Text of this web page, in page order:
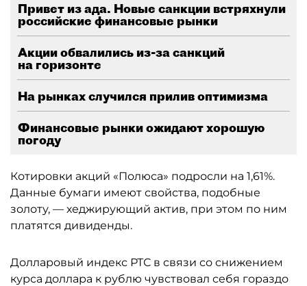
Привет из ада. Новые санкции встряхнули
российские финансовые рынки
Акции обвалились из-за санкций
на горизонте
На рынках случился прилив оптимизма
Финансовые рынки ожидают хорошую
погоду
Котировки акций «Полюса» подросли на 1,61%.
Данные бумаги имеют свойства, подобные
золоту, — хеджирующий актив, при этом по ним
платятся дивиденды.
Долларовый индекс РТС в связи со снижением
курса доллара к рублю чувствовал себя гораздо